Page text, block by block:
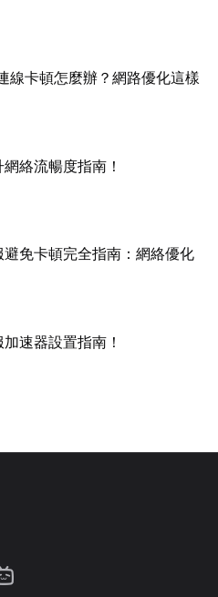
線卡頓怎麼辦？網路優化這樣
絡流暢度指南！
免卡頓完全指南：網絡優化
速器設置指南！